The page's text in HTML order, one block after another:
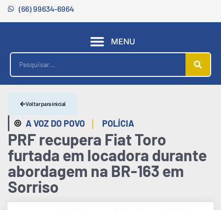
(66) 99634-6964
MENU
A VOZ DO POVO | POLÍCIA
Voltar para inicial
PRF recupera Fiat Toro
furtada em locadora durante
abordagem na BR-163 em
Sorriso